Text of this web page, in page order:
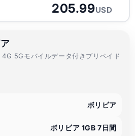
205.99USD
5Gモバイルデータ付きプリペイド
ボリビア
ボリビア 1GB 7日間